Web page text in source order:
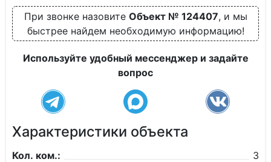
При звонке назовите Объект № 124407, и мы
быстрее найдем необходимую информацию!
Используйте удобный мессенджер и задайте
вопрос
Характеристики объекта
Кол. ком.:
3